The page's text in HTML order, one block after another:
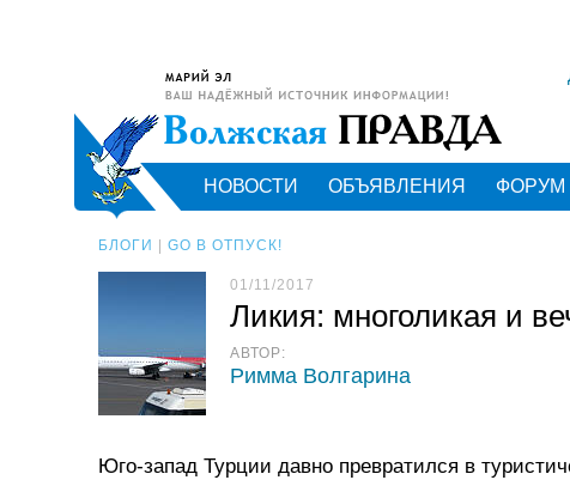
НОВОСТИ ОБЪЯВЛЕНИЯ ФОРУМ
БЛОГИ GO В ОТПУСК!
01/11/2017
Ликия: многоликая и
АВТОР:
Римма Волгарина
Юго-запад Турции давно превратился в